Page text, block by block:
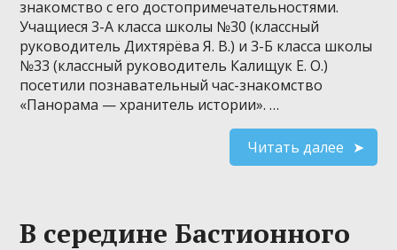
знакомство с его достопримечательностями.
Учащиеся 3-А класса школы №30 (классный
руководитель Дихтярёва Я. В.) и 3-Б класса школы
№33 (классный руководитель Калищук Е. О.)
посетили познавательный час-знакомство
«Панорама — хранитель истории». …
Читать далее
В середине Бастионного